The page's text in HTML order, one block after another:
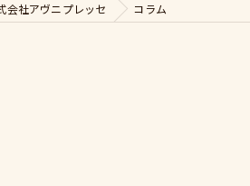
会社アヴニプレッセ コラム